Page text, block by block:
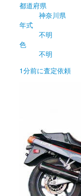
都道府県
神奈川県
年式
不明
色
不明
1分前に査定依頼